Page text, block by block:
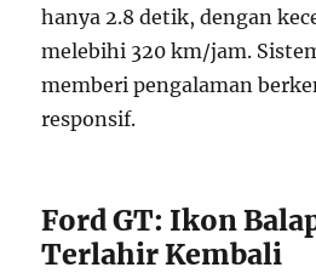
hanya 2.8 detik, dengan
melebihi 320 km/jam.
memberi pengalaman
responsif.
Ford GT: Ikon
Terlahir Kembali